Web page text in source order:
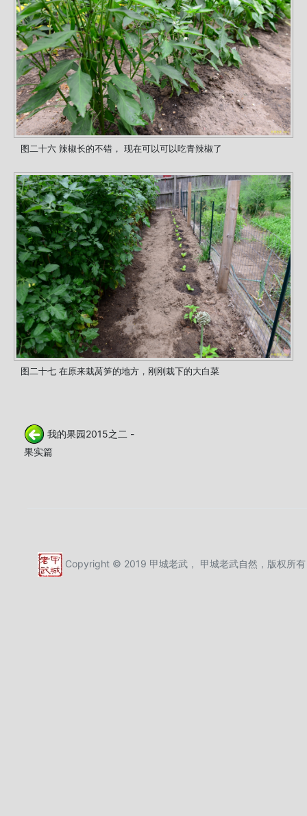
图二十六 辣椒长的不错， 现在可以可以吃青辣椒了
图二十七 在原来栽莴笋的地方，刚刚栽下的大白菜
我的果园2015之二 -
果实篇
Copyright © 2019 甲城老武， 甲城老武自然，版权所